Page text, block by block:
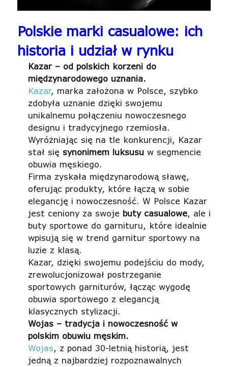
Polskie marki casualowe: ich
historia i udział w rynku
Kazar – od polskich korzeni do
międzynarodowego uznania.
Kazar, marka założona w Polsce, szybko
zdobyła uznanie dzięki swojemu
unikalnemu połączeniu nowoczesnego
designu i tradycyjnego rzemiosła.
Wyróżniając się na tle konkurencji, Kazar
stał się synonimem luksusuw segmencie
obuwia męskiego.
Firma zyskała międzynarodową sławę,
oferując produkty, które łączą w sobie
elegancję i nowoczesność. W Polsce Kazar
jest ceniony za swoje buty casualowe, ale i
buty sportowe do garnituru, które idealnie
wpisują się w trend garnitur sportowy na
luzie z klasą.
Kazar, dzięki swojemu podejściu do mody,
zrewolucjonizował postrzeganie
sportowych garniturów, łącząc wygodę
obuwia sportowego z elegancją
klasycznych stylizacji.
Wojas – tradycja i nowoczesność w
polskim obuwiu męskim.
Wojas, z ponad 30-letnią historią, jest
jedną z najbardziej rozpoznawalnych